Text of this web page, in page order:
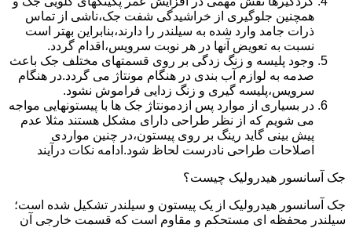
همچنین جلوگیری از خراشیدگی شفت جک،ناشی از تماس
ذرات جامد وارد شده به سیلندر را دارند،بنابراین بهتر است
نسبت به تعویض آنها در هر نوبت سرویس،اقدام گردد.
وجود پلیسه و زنگ زدگی بر روی قسمتهای مختلف جک باعث
صدمه به لوازم آب بندی در هنگام مونتاژ می گردد.در هنگام
سرویس،پلیسه گیری و زنگ زدایی فراموش نشود.
در بسیاری از موارد پس ازدمونتاژ جک ها با پیستونهایی مواجه
می شویم که از نظر طراحی دارای مشکل هستند مثلا عدم
پیش بینی گاید رینگ بر روی پیستون،در چنین مواردی
اصلاحات طراحی نادرست لحاظ شود.ادامه نکات درآیند
جک آسانسور هیدرولیک چیست؟
جک آسانسور هیدرولیک از یک پیستون و سیلندر تشکیل شده است؛
سیلندر محفظه ای مستحکم و مقاوم است که قسمت خارجی آن